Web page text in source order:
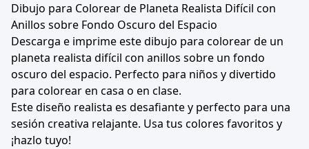
Dibujo para Colorear de Planeta Realista Difícil con
Anillos sobre Fondo Oscuro del Espacio
Descarga e imprime este dibujo para colorear de un
planeta realista difícil con anillos sobre un fondo
oscuro del espacio. Perfecto para niños y divertido
para colorear en casa o en clase.
Este diseño realista es desafiante y perfecto para una
sesión creativa relajante. Usa tus colores favoritos y
¡hazlo tuyo!